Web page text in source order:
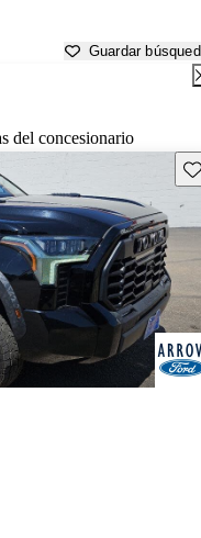
Guardar
del concesionario